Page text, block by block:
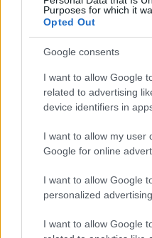
Purposes for which it
Opted Out
Google consents
I want to allow Google
related to advertising
device identifiers in
I want to allow my user
Google for online
I want to allow Google
personalized advertising.
I want to allow Google
Martina
I nostri cari
I nostri cari